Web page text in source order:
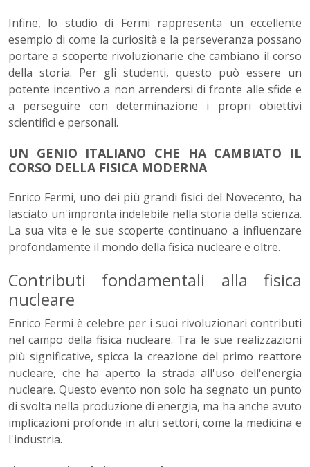
Infine, lo studio di Fermi rappresenta un eccellente
esempio di come la curiosità e la perseveranza possano
portare a scoperte rivoluzionarie che cambiano il corso
della storia. Per gli studenti, questo può essere un
potente incentivo a non arrendersi di fronte alle sfide e
a perseguire con determinazione i propri obiettivi
scientifici e personali.
UN GENIO ITALIANO CHE HA CAMBIATO IL
CORSO DELLA FISICA MODERNA
Enrico Fermi, uno dei più grandi fisici del Novecento, ha
lasciato un'impronta indelebile nella storia della scienza.
La sua vita e le sue scoperte continuano a influenzare
profondamente il mondo della fisica nucleare e oltre.
Contributi fondamentali alla fisica
nucleare
Enrico Fermi è celebre per i suoi rivoluzionari contributi
nel campo della fisica nucleare. Tra le sue realizzazioni
più significative, spicca la creazione del primo reattore
nucleare, che ha aperto la strada all'uso dell'energia
nucleare. Questo evento non solo ha segnato un punto
di svolta nella produzione di energia, ma ha anche avuto
implicazioni profonde in altri settori, come la medicina e
l'industria.